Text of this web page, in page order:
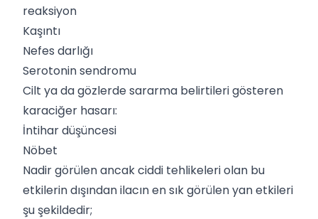
reaksiyon
Kaşıntı
Nefes darlığı
Serotonin sendromu
Cilt ya da gözlerde sararma belirtileri gösteren
karaciğer hasarı:
İntihar düşüncesi
Nöbet
Nadir görülen ancak ciddi tehlikeleri olan bu
etkilerin dışından ilacın en sık görülen yan etkileri
şu şekildedir;